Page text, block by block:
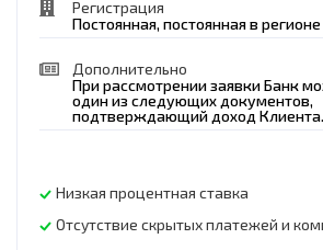
Регистрация
Постоянная, постоянная в
Дополнительно
При рассмотрении заявки Банк
один из следующих документов,
подтверждающий доход Клиента.
Низкая процентная ставка
Отсутствие скрытых платежей и